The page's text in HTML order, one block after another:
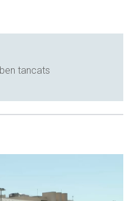
tancats